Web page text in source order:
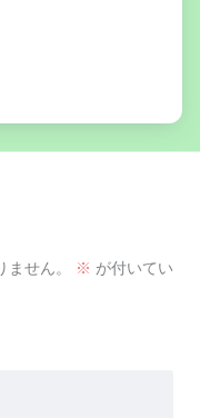
せん。 ※ が付いてい